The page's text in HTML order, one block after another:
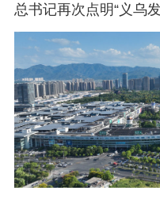
总书记再次点明“义乌